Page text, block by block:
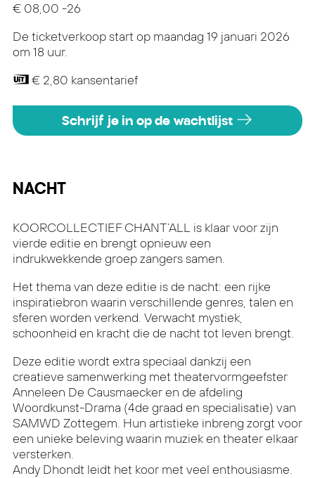
€ 08,00 -26
De ticketverkoop start op maandag 19 januari 2026
om 18 uur.
€ 2,80 kansentarief
Schrijf je in op de wachtlijst
NACHT
KOORCOLLECTIEF CHANT’ALL is klaar voor zijn
vierde editie en brengt opnieuw een
indrukwekkende groep zangers samen.
Het thema van deze editie is de nacht: een rijke
inspiratiebron waarin verschillende genres, talen en
sferen worden verkend. Verwacht mystiek,
schoonheid en kracht die de nacht tot leven brengt.
Deze editie wordt extra speciaal dankzij een
creatieve samenwerking met theatervormgeefster
Anneleen De Causmaecker en de afdeling
Woordkunst-Drama (4de graad en specialisatie) van
SAMWD Zottegem. Hun artistieke inbreng zorgt voor
een unieke beleving waarin muziek en theater elkaar
versterken.
Andy Dhondt leidt het koor met veel enthousiasme.